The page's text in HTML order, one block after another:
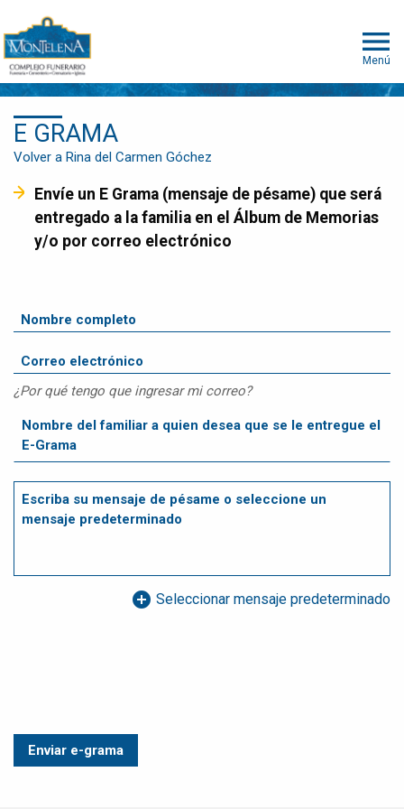
Menú
E GRAMA
Volver a Rina del Carmen Góchez
Envíe un E Grama (mensaje de pésame) que será
entregado a la familia en el Álbum de Memorias
y/o por correo electrónico
¿Por qué tengo que ingresar mi correo?
add_circle Seleccionar mensaje predeterminado